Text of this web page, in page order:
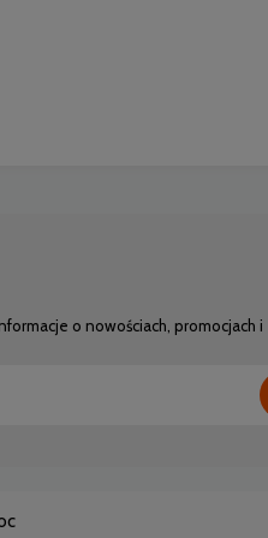
o nowościach, promocjach i